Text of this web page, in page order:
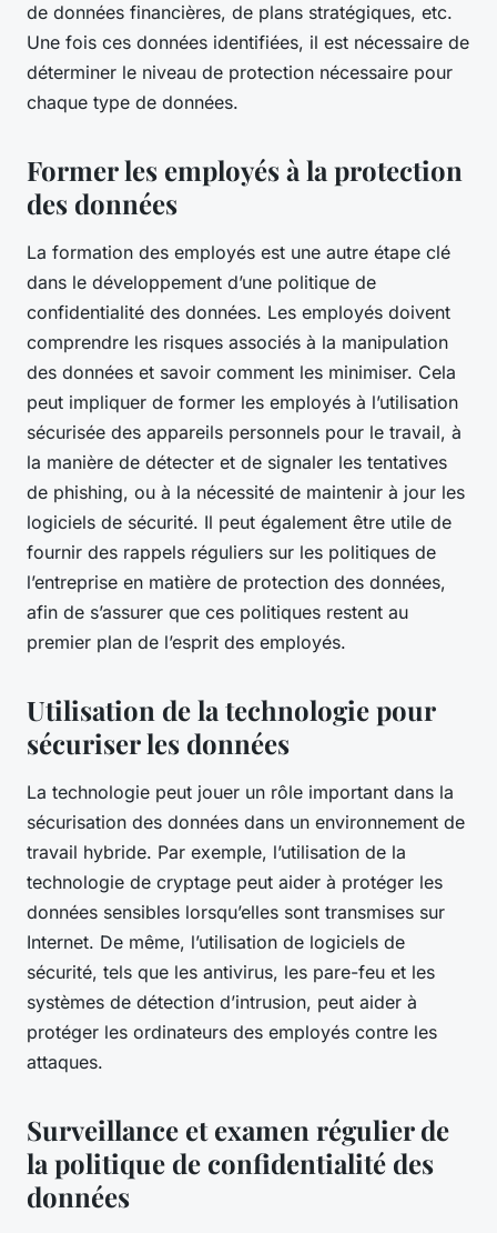
de données financières, de plans stratégiques, etc.
Une fois ces données identifiées, il est nécessaire de
déterminer le niveau de protection nécessaire pour
chaque type de données.
Former les employés à la protection
des données
La formation des employés est une autre étape clé
dans le développement d’une politique de
confidentialité des données. Les employés doivent
comprendre les risques associés à la manipulation
des données et savoir comment les minimiser. Cela
peut impliquer de former les employés à l’utilisation
sécurisée des appareils personnels pour le travail, à
la manière de détecter et de signaler les tentatives
de phishing, ou à la nécessité de maintenir à jour les
logiciels de sécurité. Il peut également être utile de
fournir des rappels réguliers sur les politiques de
l’entreprise en matière de protection des données,
afin de s’assurer que ces politiques restent au
premier plan de l’esprit des employés.
Utilisation de la technologie pour
sécuriser les données
La technologie peut jouer un rôle important dans la
sécurisation des données dans un environnement de
travail hybride. Par exemple, l’utilisation de la
technologie de cryptage peut aider à protéger les
données sensibles lorsqu’elles sont transmises sur
Internet. De même, l’utilisation de logiciels de
sécurité, tels que les antivirus, les pare-feu et les
systèmes de détection d’intrusion, peut aider à
protéger les ordinateurs des employés contre les
attaques.
Surveillance et examen régulier de
la politique de confidentialité des
données